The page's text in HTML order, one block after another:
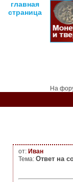
главная
страница
На
от: Иван
Тема: Ответ на